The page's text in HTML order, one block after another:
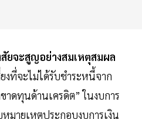
ยจะสูญอย่างสมเหตุสมผล
งที่จะไม่ได้รับชำระหนี้จาก
ดทุนด้านเครดิต” ในงบการ
มายเหตุประกอบงบการเงิน